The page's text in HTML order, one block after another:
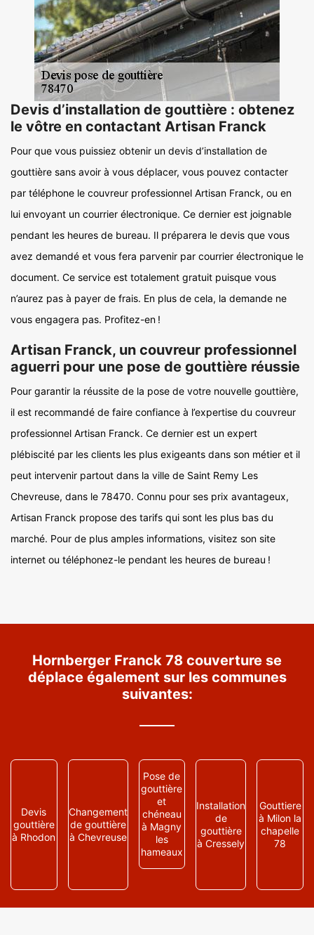
Devis d’installation de gouttière : obtenez
le vôtre en contactant Artisan Franck
Pour que vous puissiez obtenir un devis d’installation de
gouttière sans avoir à vous déplacer, vous pouvez contacter
par téléphone le couvreur professionnel Artisan Franck, ou en
lui envoyant un courrier électronique. Ce dernier est joignable
pendant les heures de bureau. Il préparera le devis que vous
avez demandé et vous fera parvenir par courrier électronique le
document. Ce service est totalement gratuit puisque vous
n’aurez pas à payer de frais. En plus de cela, la demande ne
vous engagera pas. Profitez-en !
Artisan Franck, un couvreur professionnel
aguerri pour une pose de gouttière réussie
Pour garantir la réussite de la pose de votre nouvelle gouttière,
il est recommandé de faire confiance à l’expertise du couvreur
professionnel Artisan Franck. Ce dernier est un expert
plébiscité par les clients les plus exigeants dans son métier et il
peut intervenir partout dans la ville de Saint Remy Les
Chevreuse, dans le 78470. Connu pour ses prix avantageux,
Artisan Franck propose des tarifs qui sont les plus bas du
marché. Pour de plus amples informations, visitez son site
internet ou téléphonez-le pendant les heures de bureau !
Hornberger Franck 78 couverture se
déplace également sur les communes
suivantes:
Devis
gouttière
à Rhodon
Changement
de gouttière
à Chevreuse
Pose de
gouttière
et
chéneau
à Magny
les
hameaux
Installation
de
gouttière
à Cressely
Gouttiere
à Milon la
chapelle
78